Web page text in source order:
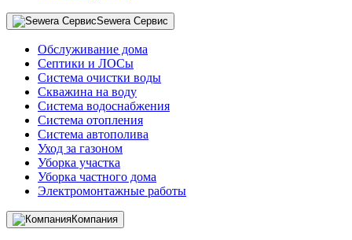
Sewera Сервис
Обслуживание дома
Септики и ЛОСы
Система очистки воды
Скважина на воду
Система водоснабжения
Система отопления
Система автополива
Уход за газоном
Уборка участка
Уборка частного дома
Электромонтажные работы
Компания